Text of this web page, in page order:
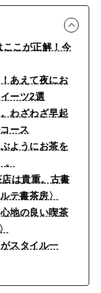
ここが正解！今
あえて夜にお
ーツ2選
わざわざ早起
ース
ようにお茶を
は貴重。古書
テ書茶房〉
地の良い喫茶
スタイル一